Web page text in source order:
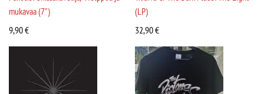
mukavaa (7")
9,90€
(LP)
32,90€